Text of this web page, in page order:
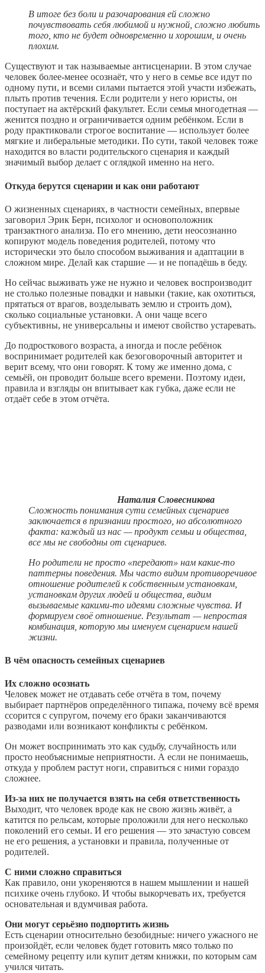
В итоге без боли и разочарования ей сложно
почувствовать себя любимой и нужной, сложно любить
того, кто не будет одновременно и хорошим, и очень
плохим.
Существуют и так называемые антисценарии. В этом случае
человек более‑менее осознаёт, что у него в семье все идут по
одному пути, и всеми силами пытается этой участи избежать,
плыть против течения. Если родители у него юристы, он
поступает на актёрский факультет. Если семья многодетная —
женится поздно и ограничивается одним ребёнком. Если в
роду практиковали строгое воспитание — использует более
мягкие и либеральные методики. По сути, такой человек тоже
находится во власти родительского сценария и каждый
значимый выбор делает с оглядкой именно на него.
Откуда берутся сценарии и как они работают
О жизненных сценариях, в частности семейных, впервые
заговорил Эрик Берн, психолог и основоположник
транзактного анализа. По его мнению, дети неосознанно
копируют модель поведения родителей, потому что
исторически это было способом выживания и адаптации в
сложном мире. Делай как старшие — и не попадёшь в беду.
Но сейчас выживать уже не нужно и человек воспроизводит
не столько полезные повадки и навыки (такие, как охотиться,
прятаться от врагов, возделывать землю и строить дом),
сколько социальные установки. А они чаще всего
субъективны, не универсальны и имеют свойство устаревать.
До подросткового возраста, а иногда и после ребёнок
воспринимает родителей как безоговорочный авторитет и
верит всему, что они говорят. К тому же именно дома, с
семьёй, он проводит больше всего времени. Поэтому идеи,
правила и взгляды он впитывает как губка, даже если не
отдаёт себе в этом отчёта.
Наталия Словесникова
Сложность понимания сути семейных сценариев
заключается в признании простого, но абсолютного
факта: каждый из нас — продукт семьи и общества,
все мы не свободны от сценариев.
Но родители не просто «передают» нам какие‑то
паттерны поведения. Мы часто видим противоречивое
отношение родителей к собственным установкам,
установкам других людей и общества, видим
вызываемые какими‑то идеями сложные чувства. И
формируем своё отношение. Результат — непростая
комбинация, которую мы именуем сценарием нашей
жизни.
В чём опасность семейных сценариев
Их сложно осознать
Человек может не отдавать себе отчёта в том, почему
выбирает партнёров определённого типажа, почему всё время
ссорится с супругом, почему его браки заканчиваются
разводами или возникают конфликты с ребёнком.
Он может воспринимать это как судьбу, случайность или
просто необъяснимые неприятности. А если не понимаешь,
откуда у проблем растут ноги, справиться с ними гораздо
сложнее.
Из‑за них не получается взять на себя ответственность
Выходит, что человек вроде как не свою жизнь живёт, а
катится по рельсам, которые проложили для него несколько
поколений его семьи. И его решения — это зачастую совсем
не его решения, а установки и правила, полученные от
родителей.
С ними сложно справиться
Как правило, они укореняются в нашем мышлении и нашей
психике очень глубоко. И чтобы выкорчевать их, требуется
основательная и вдумчивая работа.
Они могут серьёзно подпортить жизнь
Есть сценарии относительно безобидные: ничего ужасного не
произойдёт, если человек будет готовить мясо только по
семейному рецепту или купит детям книжки, по которым сам
учился читать.